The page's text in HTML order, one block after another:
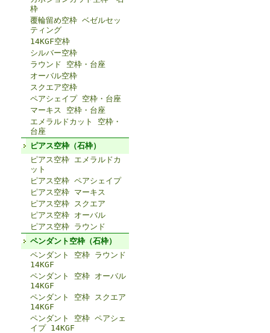
枠
覆輪留め空枠 ベゼルセッ
ティング
14KGF空枠
シルバー空枠
ラウンド 空枠・台座
オーバル空枠
スクエア空枠
ペアシェイプ 空枠・台座
マーキス 空枠・台座
エメラルドカット 空枠・
台座
ピアス空枠（石枠）
ピアス空枠 エメラルドカ
ット
ピアス空枠 ペアシェイプ
ピアス空枠 マーキス
ピアス空枠 スクエア
ピアス空枠 オーバル
ピアス空枠 ラウンド
ペンダント空枠（石枠）
ペンダント 空枠 ラウンド
14KGF
ペンダント 空枠 オーバル
14KGF
ペンダント 空枠 スクエア
14KGF
ペンダント 空枠 ペアシェ
イプ 14KGF